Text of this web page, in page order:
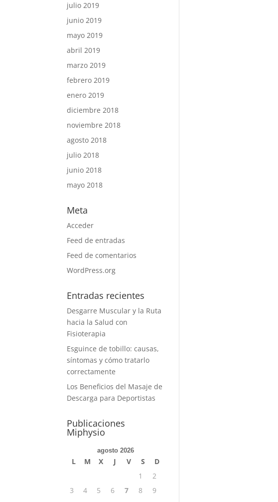
julio 2019
junio 2019
mayo 2019
abril 2019
marzo 2019
febrero 2019
enero 2019
diciembre 2018
noviembre 2018
agosto 2018
julio 2018
junio 2018
mayo 2018
Meta
Acceder
Feed de entradas
Feed de comentarios
WordPress.org
Entradas recientes
Desgarre Muscular y la Ruta
hacia la Salud con
Fisioterapia
Esguince de tobillo: causas,
síntomas y cómo tratarlo
correctamente
Los Beneficios del Masaje de
Descarga para Deportistas
Publicaciones
Miphysio
agosto 2026
L M X J V S
D
1
2
3
4 5 6 7 8
9